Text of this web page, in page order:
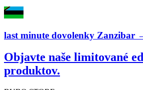
last minute dovolenky Zanzibar
Objavte naše limitované
produktov.